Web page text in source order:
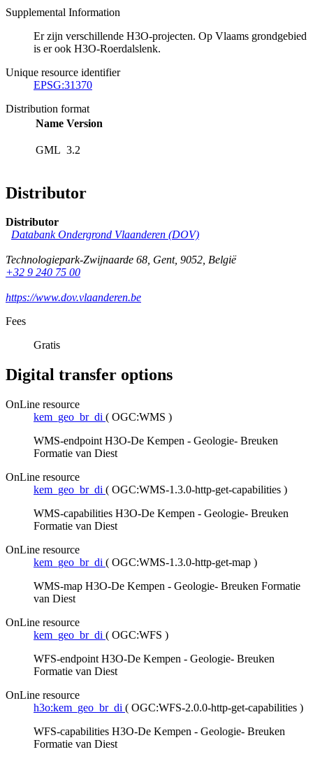
Supplemental Information
Er zijn verschillende H3O-projecten. Op Vlaams grondgebied
is er ook H3O-Roerdalslenk.
Unique resource identifier
EPSG:31370
Distribution format
Name Version
GML 3.2
Distributor
Distributor
Databank Ondergrond Vlaanderen (DOV)
Technologiepark-Zwijnaarde 68, Gent, 9052, België
+32 9 240 75 00
https://www.dov.vlaanderen.be
Fees
Gratis
Digital transfer options
OnLine resource
kem_geo_br_di ( OGC:WMS )
WMS-endpoint H3O-De Kempen - Geologie- Breuken
Formatie van Diest
OnLine resource
kem_geo_br_di ( OGC:WMS-1.3.0-http-get-capabilities )
WMS-capabilities H3O-De Kempen - Geologie- Breuken
Formatie van Diest
OnLine resource
kem_geo_br_di ( OGC:WMS-1.3.0-http-get-map )
WMS-map H3O-De Kempen - Geologie- Breuken Formatie
van Diest
OnLine resource
kem_geo_br_di ( OGC:WFS )
WFS-endpoint H3O-De Kempen - Geologie- Breuken
Formatie van Diest
OnLine resource
h3o:kem_geo_br_di ( OGC:WFS-2.0.0-http-get-capabilities )
WFS-capabilities H3O-De Kempen - Geologie- Breuken
Formatie van Diest